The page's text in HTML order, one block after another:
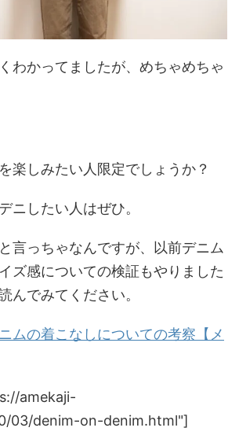
わかってましたが、めちゃめちゃ
楽しみたい人限定でしょうか？
ニしたい人はぜひ。
言っちゃなんですが、以前デニム
ズ感についての検証もやりました
んでみてください。
ムの着こなしについての考察【メ
amekaji-
03/denim-on-denim.html"]